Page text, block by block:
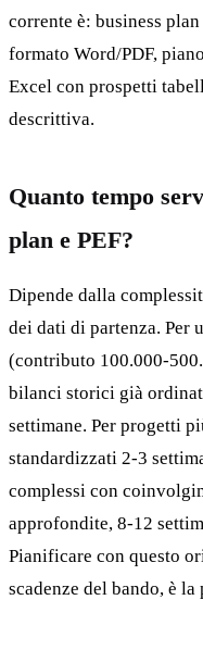
corrente è: business
formato Word/PDF,
Excel con prospetti
descrittiva.
Quanto tempo
plan e PEF?
Dipende dalla
dei dati di partenza. Per
(contributo 100.000-
bilanci storici già
settimane. Per progetti
standardizzati 2-3
complessi con
approfondite, 8-12
Pianificare con questo
scadenze del bando, è la